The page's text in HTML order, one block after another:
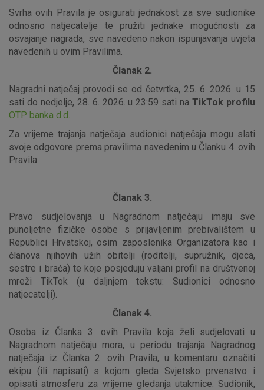
Svrha ovih Pravila je osigurati jednakost za sve sudionike
odnosno natjecatelje te pružiti jednake mogućnosti za
osvajanje nagrada, sve navedeno nakon ispunjavanja uvjeta
navedenih u ovim Pravilima.
Članak 2.
Nagradni natječaj provodi se od četvrtka, 25. 6. 2026. u 15
sati do nedjelje, 28. 6. 2026. u 23:59 sati naTikTok profilu
OTP banka d.d.
Za vrijeme trajanja natječaja sudionici natječaja mogu slati
svoje odgovore prema pravilima navedenim u Članku 4. ovih
Pravila.
Članak 3.
Pravo sudjelovanja u Nagradnom natječaju imaju sve
punoljetne fizičke osobe s prijavljenim prebivalištem u
Republici Hrvatskoj, osim zaposlenika Organizatora kao i
članova njihovih užih obitelji (roditelji, supružnik, djeca,
sestre i braća) te koje posjeduju valjani profil na društvenoj
mreži TikTok (u daljnjem tekstu: Sudionici odnosno
natjecatelji).
Članak 4.
Osoba iz Članka 3. ovih Pravila koja želi sudjelovati u
Nagradnom natječaju mora, u periodu trajanja Nagradnog
natječaja iz Članka 2. ovih Pravila, u komentaru označiti
ekipu (ili napisati) s kojom gleda Svjetsko prvenstvo i
opisati atmosferu za vrijeme gledanja utakmice. Sudionik,